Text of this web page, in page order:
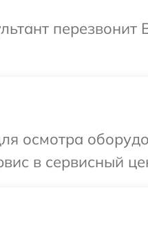
перезвонит
осмотра
в сервисный